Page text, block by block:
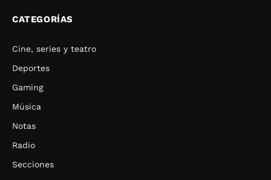
CATEGORÍAS
Cine, series y teatro
Deportes
Gaming
Música
Notas
Radio
Secciones